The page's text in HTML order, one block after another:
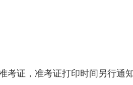
考证，准考证打印时间另行通知